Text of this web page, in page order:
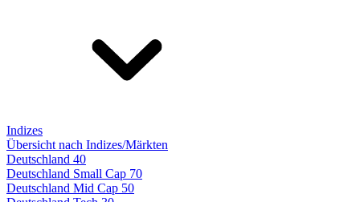
Indizes
Übersicht nach Indizes/Märkten
Deutschland 40
Deutschland Small Cap 70
Deutschland Mid Cap 50